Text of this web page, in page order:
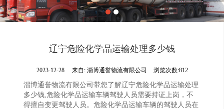
辽宁危险化学品运输处理多少钱
2023-12-28 来自: 淄博通誉物流有限公司 浏览次数:812
淄博通誉物流有限公司带您了解辽宁危险化学品运输处理
多少钱,危险化学品运输车辆驾驶人员需要持证上岗，不
得擅自变更驾驶人员。危险化学品运输车辆的驾驶人员在